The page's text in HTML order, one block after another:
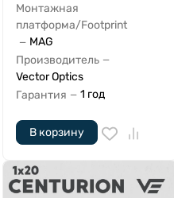
Монтажная
платформа/Footprint
— MAG
Производитель —
Vector Optics
Гарантия — 1 год
В корзину